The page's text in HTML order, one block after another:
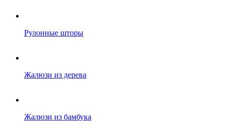
Рулонные шторы
Жалюзи из дерева
Жалюзи из бамбука